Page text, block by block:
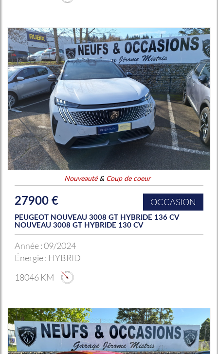
Nouveauté& Coup de coeur
27900 € OCCASION
PEUGEOT NOUVEAU 3008 GT HYBRIDE 136 CV
NOUVEAU 3008 GT HYBRIDE 130 CV
Année :09/2024
Énergie : HYBRID
18046 KM